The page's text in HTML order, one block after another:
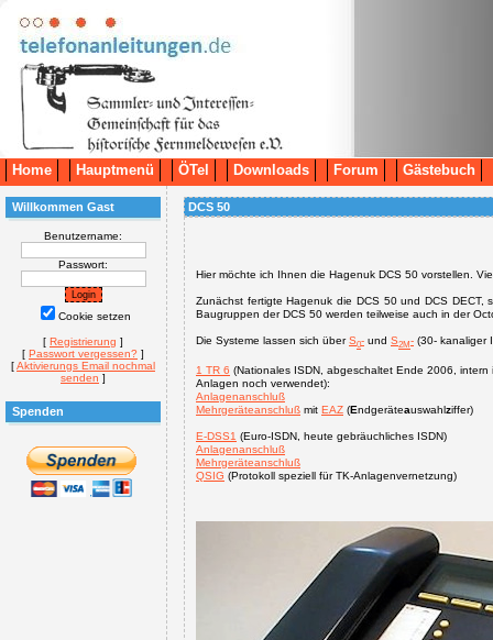
Home Hauptmenü ÖTel Downloads Forum Gästebuch
Willkommen Gast
Benutzername:
Passwort:
Cookie setzen
[ Registrierung ]
[ Passwort vergessen? ]
[Aktivierungs Email nochmal
senden ]
Spenden
DCS 50
Hier möchte ich Ihnen die Hagenuk DCS 50 vorstellen.
Zunächst fertigte Hagenuk die DCS 50 und DCS
Baugruppen der DCS 50 werden teilweise auch in der
Die Systeme lassen sich überS0- und S2M- (30- kanaliger
1 TR 6 (Nationales ISDN, abgeschaltet Ende 2006, intern
Anlagen noch verwendet):
Anlagenanschluß
Mehrgeräteanschluß mit EAZ (Endgeräteauswahlziffer)
E-DSS1 (Euro-ISDN, heute gebräuchliches ISDN)
Anlagenanschluß
Mehrgeräteanschluß
QSIG (Protokoll speziell für TK-Anlagenvernetzung)